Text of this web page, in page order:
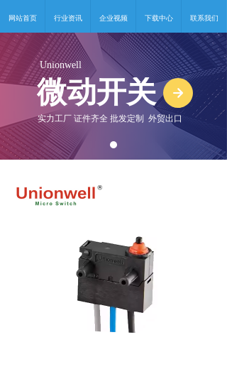
网站首页 行业资讯 企业视频 下载中心 联系我们
实力工厂 证件齐全 批发定制 外贸出口
微动开关
Unionwell
녒